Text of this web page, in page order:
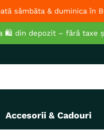
sâmbăta & duminica în
🛍️ din depozit – fără taxe
Accesorii & Cadouri